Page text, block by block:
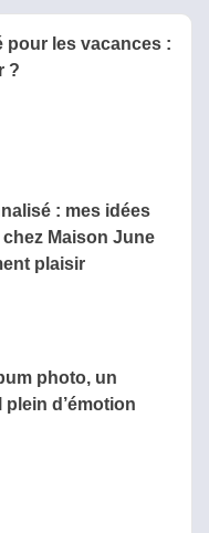
pour les vacances :
?
: mes idées
Maison June
plaisir
photo, un
d’émotion